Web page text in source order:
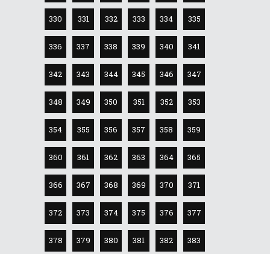
330 331 332 333 334 335
336 337 338 339 340 341
342 343 344 345 346 347
348 349 350 351 352 353
354 355 356 357 358 359
360 361 362 363 364 365
366 367 368 369 370 371
372 373 374 375 376 377
378 379 380 381 382 383